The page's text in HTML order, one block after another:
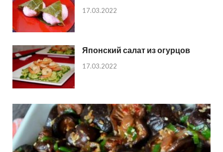
17.03.2022
Японский салат из огурцов
17.03.2022